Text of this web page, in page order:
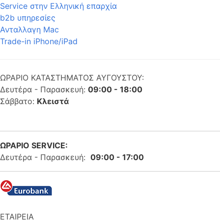
Service στην Eλληνική επαρχία
b2b υπηρεσίες
Ανταλλαγη Mac
Trade-in iPhone/iPad
ΩΡΑΡΙΟ ΚΑΤΑΣΤΗΜΑΤΟΣ ΑΥΓΟΥΣΤΟΥ:
Δευτέρα - Παρασκευή: 09:00 - 18:00
Σάββατο: Κλειστά
ΩΡΑΡΙΟ SERVICE:
Δευτέρα - Παρασκευή: 09:00 - 17:00
ΕΤΑΙΡΕΙΑ